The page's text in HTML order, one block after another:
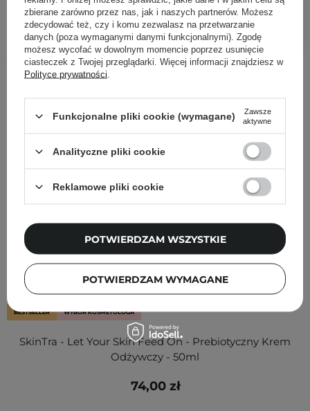
DODAJ DO KOSZYKA
Inni klienci sprawdzali również
BESTSELLER WYBÓR KOSMETOLOGA
SkinTra - Let Your Skin Feed On - Prebiotyczny Krem
Odżywczy - 50ml
74,00 zł
zbierane zarówno przez nas, jak i naszych partnerów. Możesz
zdecydować też, czy i komu zezwalasz na przetwarzanie
danych (poza wymaganymi danymi funkcjonalnymi). Zgodę
możesz wycofać w dowolnym momencie poprzez usunięcie
ciasteczek z Twojej przeglądarki. Więcej informacji znajdziesz w
Polityce prywatności
Funkcjonalne pliki cookie (wymagane)
Zawsze
aktywne
Analityczne pliki cookie
Reklamowe pliki cookie
POTWIERDZAM WYMAGANE
POTWIERDZAM WSZYSTKIE